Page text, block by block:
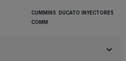
CUMMINS DUCATO
INYECTORES
COMM